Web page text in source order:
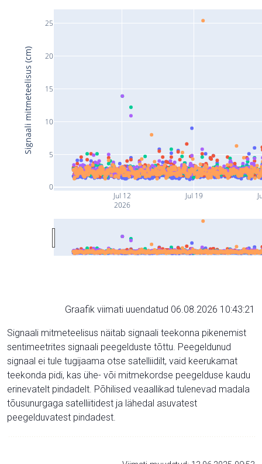
Jul 12
2026
Jul 19
0
5
10
15
20
25
Signaali mitmeteelisus (cm)
Graafik viimati uuendatud 06.08.2026 10:43:21
Signaali mitmeteelisus näitab signaali teekonna pikenemist
sentimeetrites signaali peegelduste tõttu. Peegeldunud
signaal ei tule tugijaama otse satelliidilt, vaid keerukamat
teekonda pidi, kas ühe- või mitmekordse peegelduse kaudu
erinevatelt pindadelt. Põhilised veaallikad tulenevad madala
tõusunurgaga satelliitidest ja lähedal asuvatest
peegelduvatest pindadest.